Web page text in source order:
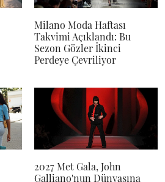
Milano Moda Haftası
Takvimi Açıklandı: Bu
Sezon Gözler İkinci
Perdeye Çevriliyor
2027 Met Gala, John
Galliano'nun Dünyasına